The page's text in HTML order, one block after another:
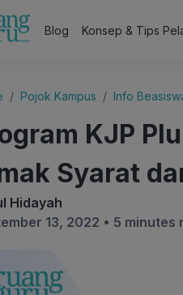
Blog Konsep & Tips
Pojok Kampus Info
KJP
Syarat
Hidayah
13, 2022 • 5 minutes